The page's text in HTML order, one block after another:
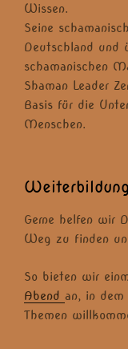
Wissen.
Seine
Deutschland und
schamanischen
Shaman Leader
Basis für die
Menschen.
Weiterbildung
Gerne helfen wir
Weg zu finden
So bieten wir
Abend an, in dem
Themen